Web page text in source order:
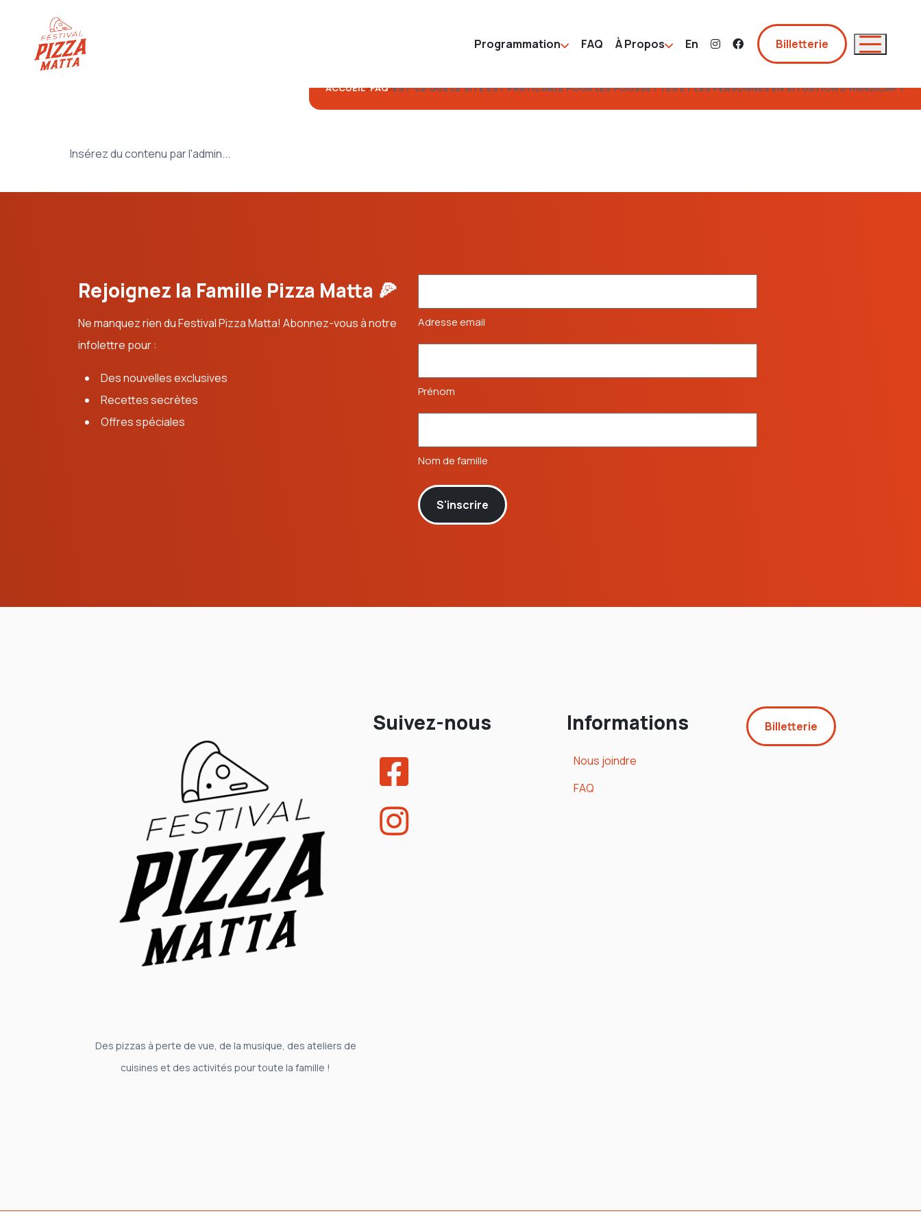
Programmation FAQ À Propos En Billetterie
ACCUEIL FAQ EST-CE QUE LE SITE EST PRATICABLE POUR LES POUSSETTES ET LES PERSONNES EN SITUATION D’HANDICAP ?
Insérez du contenu par l'admin...
Rejoignez la Famille Pizza Matta 🍕
Ne manquez rien du Festival Pizza Matta! Abonnez-vous à notre
infolettre pour :
Des nouvelles exclusives
Recettes secrètes
Offres spéciales
Adresse email
Prénom
Nom de famille
Des pizzas à perte de vue, de la musique, des ateliers de
cuisines et des activités pour toute la famille !
Suivez-nous Informations
Nous joindre
FAQ
Billetterie